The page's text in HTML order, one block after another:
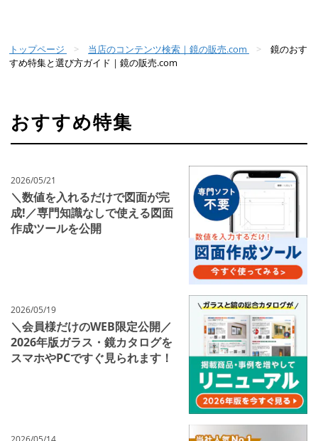
トップページ 当店のコンテンツ検索｜鏡の販売.com
鏡のおす
すめ特集と選び方ガイド｜鏡の販売.com
おすすめ特集
＼数値を入れるだけで図面が完
成!／専門知識なしで使える図面
作成ツールを公開
2026/05/21
＼会員様だけのWEB限定公開／
2026年版ガラス・鏡カタログを
スマホやPCですぐ見られます！
2026/05/19